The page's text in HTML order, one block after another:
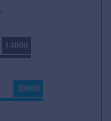
.
14000
30000